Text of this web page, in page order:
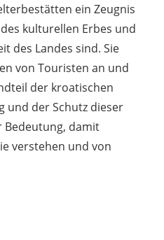
ein Zeugnis
kulturellen Erbes und
des Landes sind. Sie
von Touristen an und
der kroatischen
und der Schutz dieser
damit
verstehen und von